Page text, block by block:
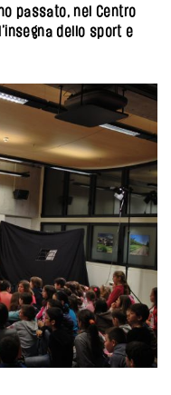
passato, nel Centro
dello sport e